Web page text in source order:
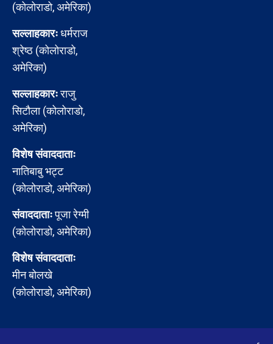
(कोलोराडो, अमेरिका)
सल्लाहकारःधर्मराज
श्रेष्ठ (कोलोराडो,
अमेरिका)
सल्लाहकारःराजु
सिटौला (कोलोराडो,
अमेरिका)
विशेष संवाददाताः
नातिबाबु भट्ट
(कोलोराडो, अमेरिका)
संवाददाताःपूजा रेग्मी
(कोलोराडो, अमेरिका)
विशेष संवाददाताः
मीन बोलखे
(कोलोराडो, अमेरिका)